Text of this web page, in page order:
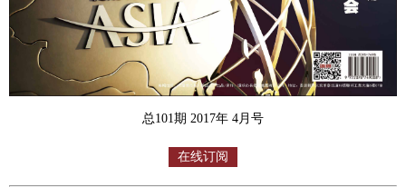
总101期 2017年 4月号
在线订阅